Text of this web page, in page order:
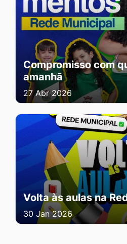
Compromisso com
amanhã
27 Abr 2026
Volta às aulas na
30 Jan 2026